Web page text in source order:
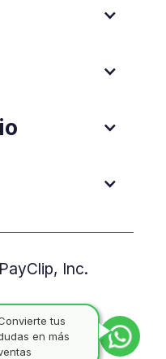
Inc.
tus
en más